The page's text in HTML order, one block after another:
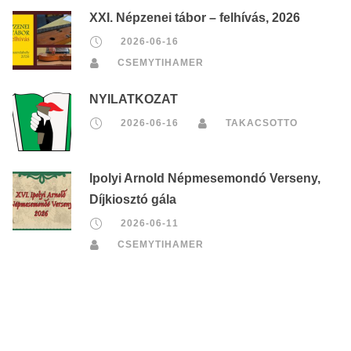
XXI. Népzenei tábor – felhívás, 2026
2026-06-16
CSEMYTIHAMER
NYILATKOZAT
2026-06-16 TAKACSOTTO
Ipolyi Arnold Népmesemondó Verseny,
Díjkiosztó gála
2026-06-11
CSEMYTIHAMER